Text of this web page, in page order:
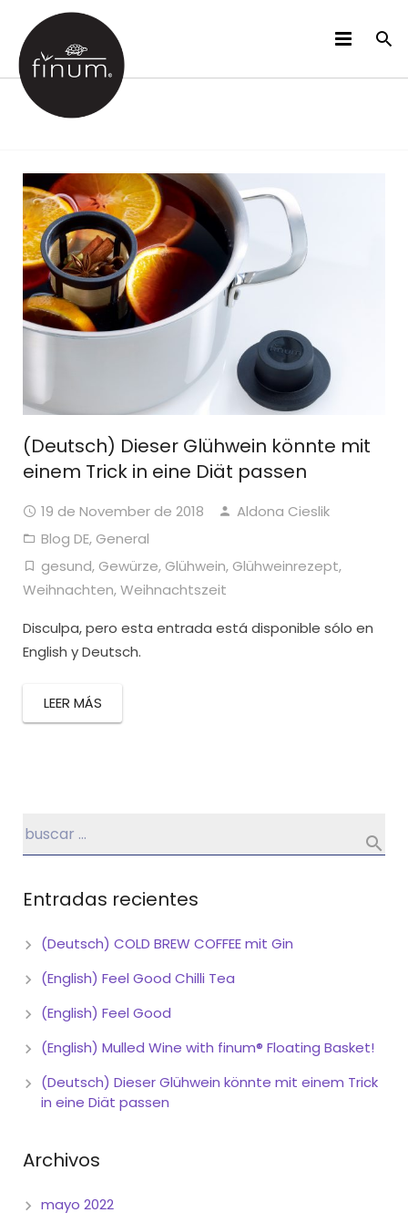
PRODUCTOS
VIDEOS
IDIOMAS
(Deutsch) Dieser Glühwein könnte mit
einem Trick in eine Diät passen
19 de November de 2018
Aldona Cieslik
Blog DE, General
gesund, Gewürze, Glühwein, Glühweinrezept,
Weihnachten,Weihnachtszeit
Disculpa, pero esta entrada está disponible sólo en
English y Deutsch.
LEER MÁS
Entradas recientes
(Deutsch) COLD BREW COFFEE mit Gin
(English) Feel Good Chilli Tea
(English) Feel Good
(English) Mulled Wine with finum® Floating Basket!
(Deutsch) Dieser Glühwein könnte mit einem Trick
in eine Diät passen
Archivos
mayo 2022